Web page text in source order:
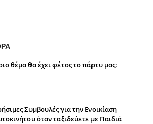
θέμα θα έχει φέτος το πάρτυ μας;
Συμβουλές για την Ενοικίαση
όταν ταξιδεύετε με Παιδιά